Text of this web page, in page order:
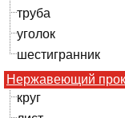
труба
уголок
шестигранник
Нержавеющий
круг